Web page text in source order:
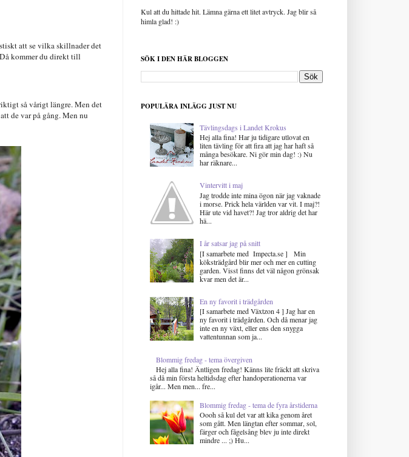
att se vilka skillnader det
kommer du direkt till
så vårigt längre. Men det
de var på gång. Men nu
Kul att du hittade hit. Lämna gärna ett litet avtryck. Jag blir så
himla glad! :)
SÖK I DEN HÄR BLOGGEN
POPULÄRA INLÄGG JUST NU
Tävlingsdags i Landet Krokus
Hej alla fina! Har ju tidigare utlovat en
liten tävling för att fira att jag har haft så
många besökare. Ni gör min dag! :) Nu
har räknare...
Vintervitt i maj
Jag trodde inte mina ögon när jag vaknade
i morse. Prick hela världen var vit. I maj?!
Här ute vid havet?! Jag tror aldrig det har
hä...
I år satsar jag på snitt
[I samarbete med Impecta.se ] Min
köksträdgård blir mer och mer en cutting
garden. Visst finns det väl någon grönsak
kvar men det är...
En ny favorit i trädgården
[I samarbete med Växtzon 4 ] Jag har en
ny favorit i trädgården. Och då menar jag
inte en ny växt, eller ens den snygga
vattentunnan som ja...
Blommig fredag - tema övergiven
Hej alla fina! Äntligen fredag! Känns lite fräckt att skriva
så då min första heltidsdag efter handoperationerna var
igår... Men men... fre...
Blommig fredag - tema de fyra årstiderna
Oooh så kul det var att kika genom året
som gått. Men längtan efter sommar, sol,
färger och fågelsång blev ju inte direkt
mindre ... ;) Hu...